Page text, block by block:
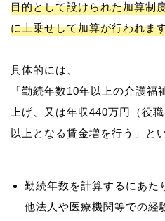
目的として設けられた加算制
に上乗せして加算が行われま
具体的には、
「勤続年数10年以上の介護
上げ、又は年収440万円（役
勤続年数を計算するにあた
他法人や医療機関等での経